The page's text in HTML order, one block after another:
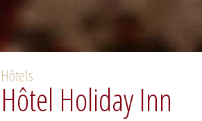
Hôtels
Hôtel Holiday Inn